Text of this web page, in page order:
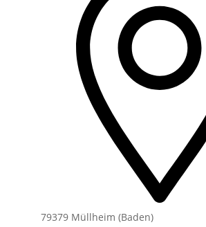
79379 Müllheim (Baden)